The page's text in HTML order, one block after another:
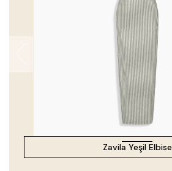
Zavila Yeşil Elbise